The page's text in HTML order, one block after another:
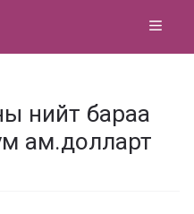
нийт бараа
ам.долларт